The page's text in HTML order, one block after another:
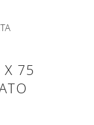
X 75